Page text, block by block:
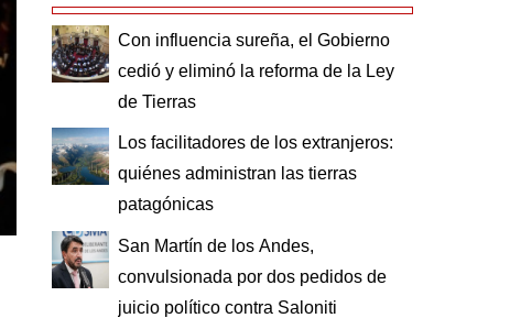
Con influencia sureña, el Gobierno
cedió y eliminó la reforma de la Ley
de Tierras
Los facilitadores de los extranjeros:
quiénes administran las tierras
patagónicas
San Martín de los Andes,
convulsionada por dos pedidos de
juicio político contra Saloniti